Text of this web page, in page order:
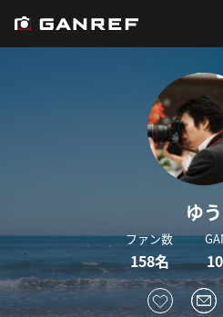
ゆう
ファン数
158名